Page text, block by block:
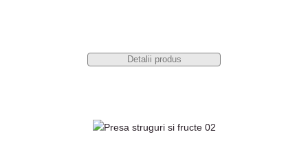
Detalii produs